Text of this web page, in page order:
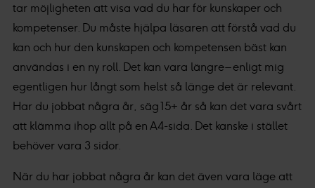
tar möjligheten att visa vad du har för kunskaper och
kompetenser. Du måste hjälpa läsaren att förstå vad du
kan och hur den kunskapen och kompetensen bäst kan
användas i en ny roll. Det kan vara längre – enligt mig
egentligen hur långt som helst så länge det är relevant.
Har du jobbat några år, säg 15+ år så kan det vara svårt
att klämma ihop allt på en A4-sida. Det kanske i stället
behöver vara 3 sidor.
När du har jobbat några år kan det även vara läge att